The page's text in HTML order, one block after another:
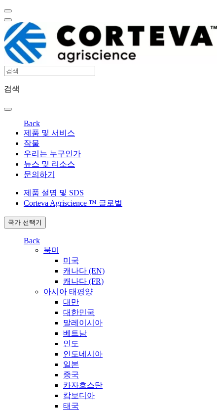
검색
Back
제품 및 서비스
작물
우리는 누구인가
뉴스 및 리소스
문의하기
제품 설명 및 SDS
Corteva Agriscience ™ 글로벌
국가 선택기
Back
북미
미국
캐나다 (EN)
캐나다 (FR)
아시아 태평양
대만
대한민국
말레이시아
베트남
인도
인도네시아
일본
중국
카자흐스탄
캄보디아
태국